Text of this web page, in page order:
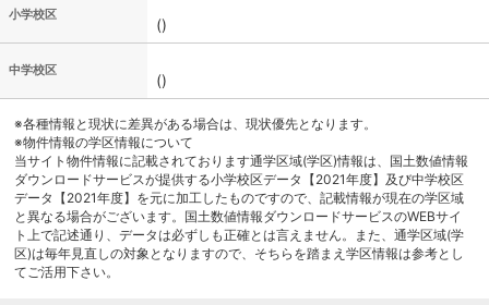
小学校区
()
中学校区
()
※各種情報と現状に差異がある場合は、現状優先となります。
※物件情報の学区情報について
当サイト物件情報に記載されております通学区域(学区)情報は、国土数値情報
ダウンロードサービスが提供する小学校区データ【2021年度】及び中学校区
データ【2021年度】を元に加工したものですので、記載情報が現在の学区域
と異なる場合がございます。国土数値情報ダウンロードサービスのWEBサイ
ト上で記述通り、データは必ずしも正確とは言えません。また、通学区域(学
区)は毎年見直しの対象となりますので、そちらを踏まえ学区情報は参考とし
てご活用下さい。